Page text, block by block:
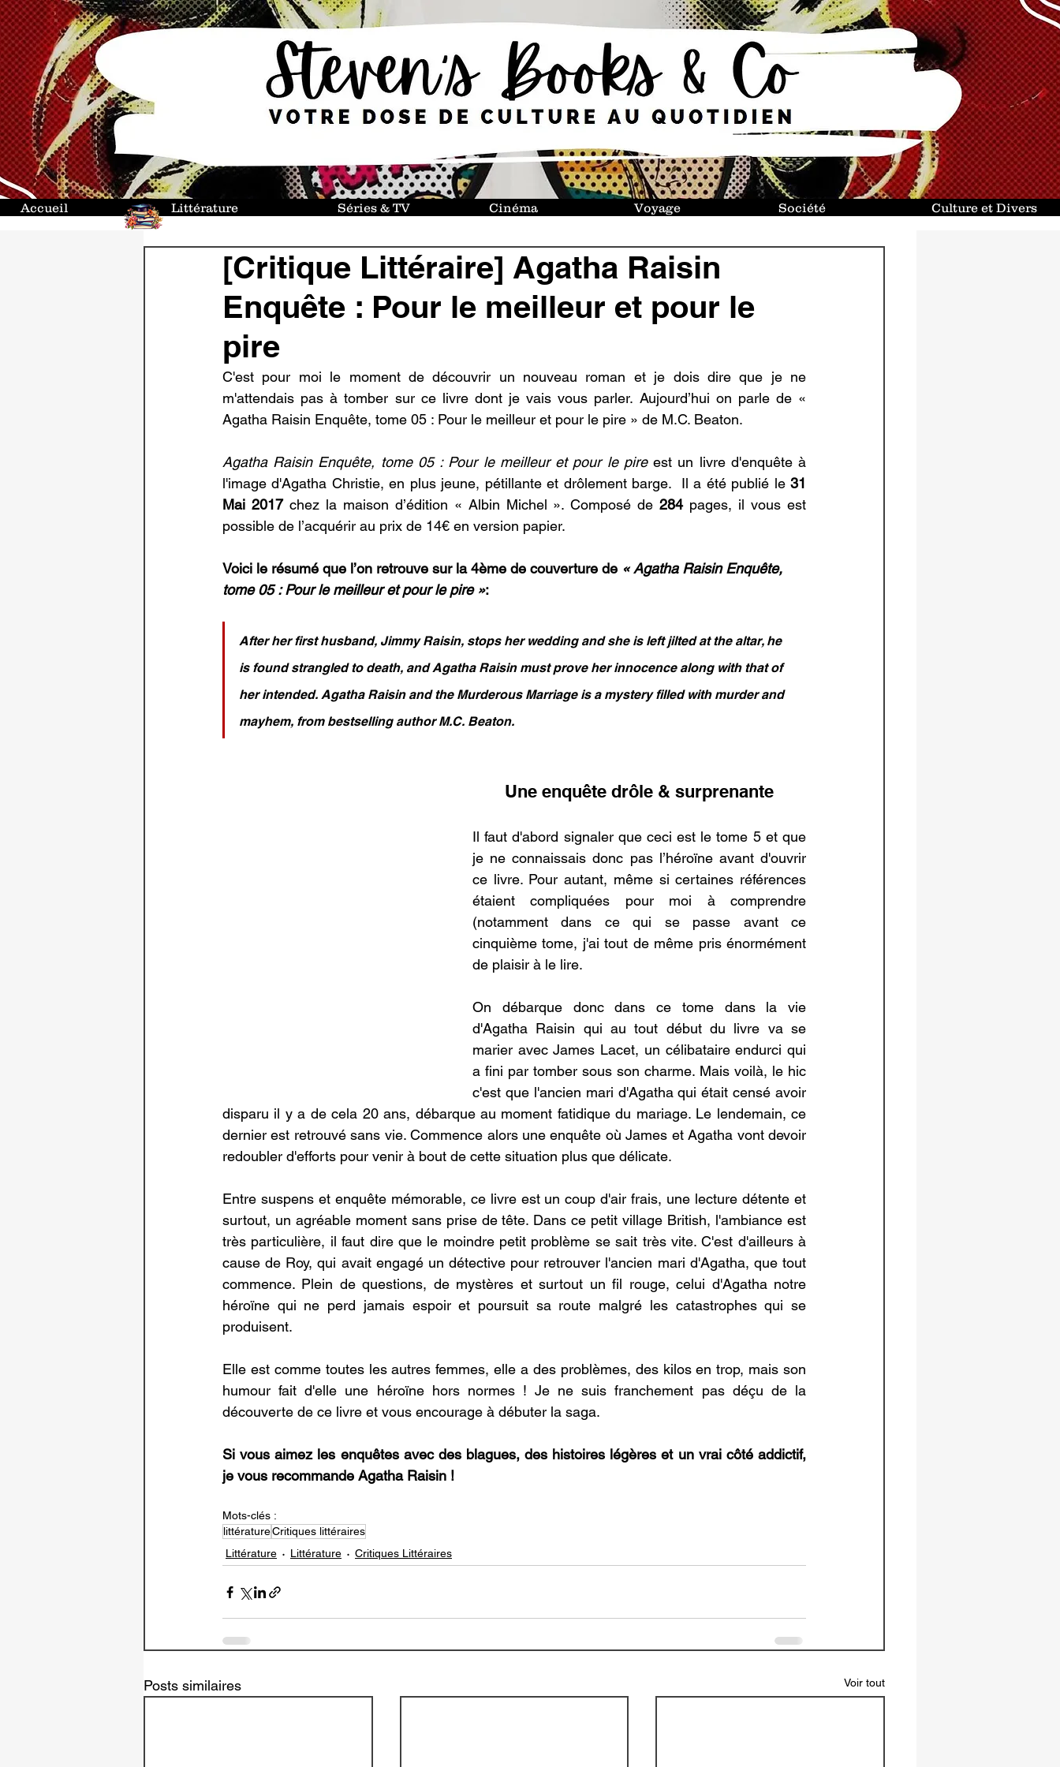
Accueil Littérature Séries & TV Cinéma Société
Voyage Culture et Divers
[Critique Littéraire] Agatha Raisin
Enquête : Pour le meilleur et pour le
pire
C'est pour moi le moment de découvrir un nouveau roman et je dois dire que je ne
m'attendais pas à tomber sur ce livre dont je vais vous parler. Aujourd’hui on parle de «
Agatha Raisin Enquête, tome 05 : Pour le meilleur et pour le pire » de M.C. Beaton.
Agatha Raisin Enquête, tome 05 : Pour le meilleur et pour le pire est un livre d'enquête à
l'image d'Agatha Christie, en plus jeune, pétillante et drôlement barge.  Il a été publié le 31
Mai 2017 chez la maison d’édition « Albin Michel ». Composé de 284 pages, il vous est
possible de l’acquérir au prix de 14€ en version papier.
Voici le résumé que l’on retrouve sur la 4ème de couverture de « Agatha Raisin Enquête,
tome 05 : Pour le meilleur et pour le pire »:
After her first husband, Jimmy Raisin, stops her wedding and she is left jilted at the altar, he
is found strangled to death, and Agatha Raisin must prove her innocence along with that of
her intended. Agatha Raisin and the Murderous Marriage is a mystery filled with murder and
mayhem, from bestselling author M.C. Beaton.
Une enquête drôle & surprenante
Il faut d'abord signaler que ceci est le tome 5 et que
je ne connaissais donc pas l’héroïne avant d'ouvrir
ce livre. Pour autant, même si certaines références
étaient compliquées pour moi à comprendre
(notamment dans ce qui se passe avant ce
cinquième tome, j'ai tout de même pris énormément
de plaisir à le lire.
On débarque donc dans ce tome dans la vie
d'Agatha Raisin qui au tout début du livre va se
marier avec James Lacet, un célibataire endurci qui
a fini par tomber sous son charme. Mais voilà, le hic
c'est que l'ancien mari d'Agatha qui était censé avoir
disparu il y a de cela 20 ans, débarque au moment fatidique du mariage. Le lendemain, ce
dernier est retrouvé sans vie. Commence alors une enquête où James et Agatha vont devoir
redoubler d'efforts pour venir à bout de cette situation plus que délicate.
Entre suspens et enquête mémorable, ce livre est un coup d'air frais, une lecture détente et
surtout, un agréable moment sans prise de tête. Dans ce petit village British, l'ambiance est
très particulière, il faut dire que le moindre petit problème se sait très vite. C'est d'ailleurs à
cause de Roy, qui avait engagé un détective pour retrouver l'ancien mari d'Agatha, que tout
commence. Plein de questions, de mystères et surtout un fil rouge, celui d'Agatha notre
héroïne qui ne perd jamais espoir et poursuit sa route malgré les catastrophes qui se
produisent.
Elle est comme toutes les autres femmes, elle a des problèmes, des kilos en trop, mais son
humour fait d'elle une héroïne hors normes ! Je ne suis franchement pas déçu de la
découverte de ce livre et vous encourage à débuter la saga.
Si vous aimez les enquêtes avec des blagues, des histoires légères et un vrai côté addictif,
je vous recommande Agatha Raisin !
Mots-clés :
littératureCritiques littéraires
Littérature
Littérature Critiques Littéraires
Posts similaires Voir tout